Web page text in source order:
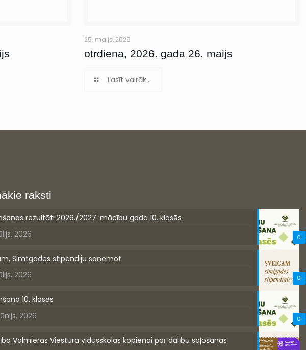
25. maijs, 2026
otrdiena, 2026. gada 26. maijs
Lasīt vairāk...
raksti
0
rezultāti 2026./2027. mācību gada 10. klasēs
2026
0
Simtgades stipendiju saņemot
2026
0
10. klasēs
2026
Valmieras Viestura vidusskolas kopienai par dalību soļošanas